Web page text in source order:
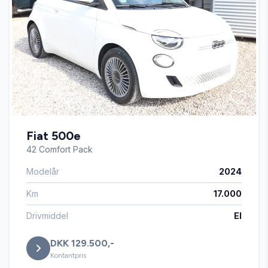
Dual zone klimaanlæg
El-klapbare sidespejle
El-ruder x4
Fartpilot
Fjernbetjent centrallås
Højdejusterbare forsæder
Isofix
Fiat 500e
42 Comfort Pack
Modelår 2024
Km 17.000
Drivmiddel El
DKK 129.500,-
Kontantpris